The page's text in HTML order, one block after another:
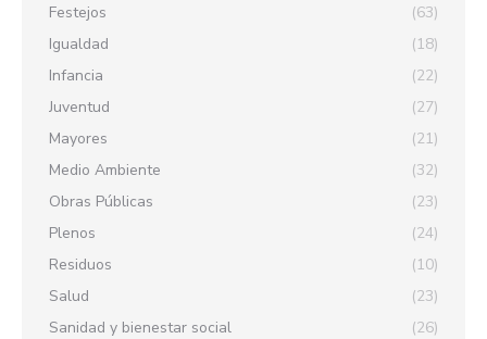
Festejos
(63)
Igualdad
(18)
Infancia
(22)
Juventud
(27)
Mayores
(21)
Medio Ambiente
(32)
Obras Públicas
(23)
Plenos
(24)
Residuos
(10)
Salud
(23)
Sanidad y bienestar social
(26)